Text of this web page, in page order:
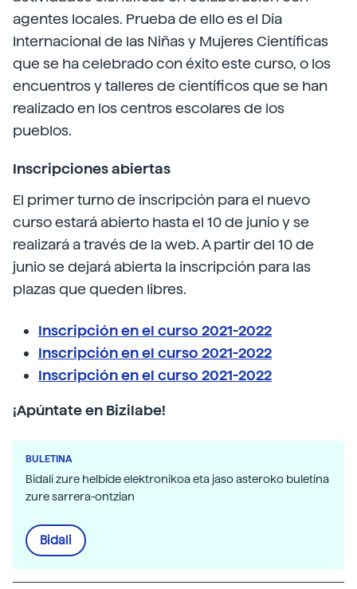
agentes locales. Prueba de ello es el Día
Internacional de las Niñas y Mujeres Científicas
que se ha celebrado con éxito este curso, o los
encuentros y talleres de científicos que se han
realizado en los centros escolares de los
pueblos.
Inscripciones abiertas
El primer turno de inscripción para el nuevo
curso estará abierto hasta el 10 de junio y se
realizará a través de la web. A partir del 10 de
junio se dejará abierta la inscripción para las
plazas que queden libres.
Inscripción en el curso 2021-2022
Inscripción en el curso 2021-2022
Inscripción en el curso 2021-2022
¡Apúntate en Bizilabe!
BULETINA
Bidali zure helbide elektronikoa eta jaso asteroko buletina
zure sarrera-ontzian
Bidali